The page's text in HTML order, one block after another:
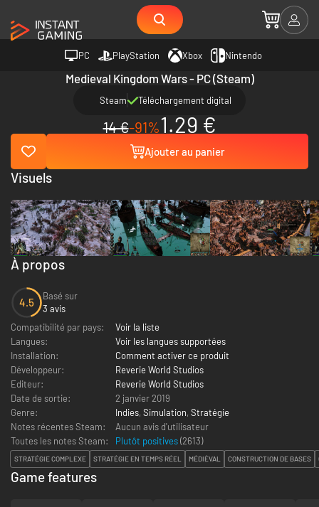
PC PlayStation Xbox Nintendo
Medieval Kingdom Wars - PC (Steam)
Steam Téléchargement digital
14 €-91%1.29 €
Ajouter au panier
À propos
4.5
Basé sur
3 avis
Compatibilité par pays:
Voir la liste
Langues:
Voir les langues supportées
Installation:
Comment activer ce produit
Développeur:
Reverie World Studios
Editeur:
Reverie World Studios
Date de sortie:
2 janvier 2019
Genre:
Indies, Simulation, Stratégie
Notes récentes Steam:
Aucun avis d'utilisateur
Toutes les notes Steam:
Plutôt positives(2613)
STRATÉGIE COMPLEXE STRATÉGIE EN TEMPS RÉEL MÉDIÉVAL CONSTRUCTION DE BASES
Visuels
Game features